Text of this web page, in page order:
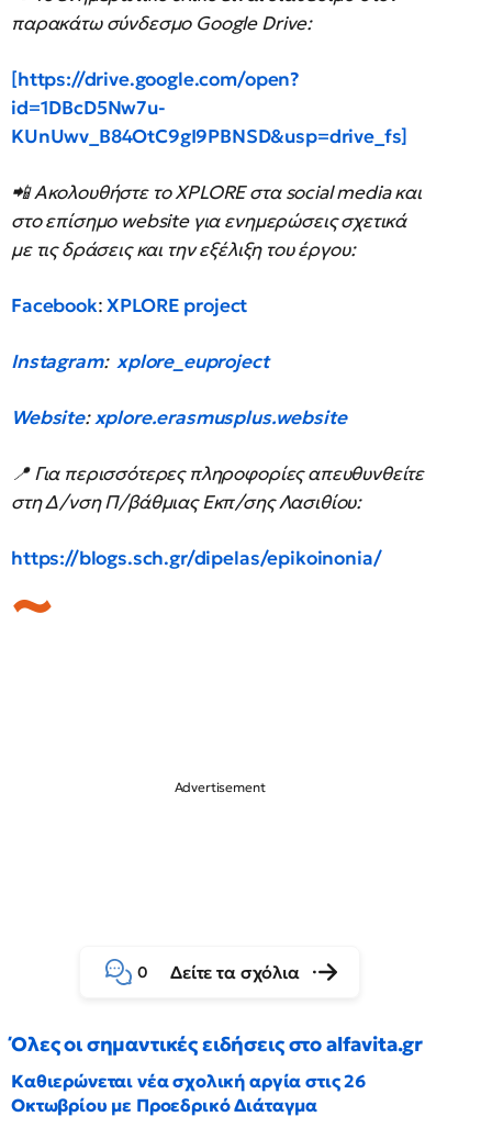
παρακάτω σύνδεσμο Google Drive:
[https://drive.google.com/open?
id=1DBcD5Nw7u-
KUnUwv_B84OtC9gI9PBNSD&usp=drive_fs]
📲 Ακολουθήστε το XPLORE στα social media και
στο επίσημο website για ενημερώσεις σχετικά
με τις δράσεις και την εξέλιξη του έργου:
Facebook:XPLORE project
Instagram:xplore_euproject
Website:xplore.erasmusplus.website
📍 Για περισσότερες πληροφορίες απευθυνθείτε
στη Δ/νση Π/βάθμιας Εκπ/σης Λασιθίου:
https://blogs.sch.gr/dipelas/epikoinonia/
0 Δείτε τα σχόλια
Όλες οι σημαντικές ειδήσεις στο alfavita.gr
Καθιερώνεται νέα σχολική αργία στις 26
Οκτωβρίου με Προεδρικό Διάταγμα